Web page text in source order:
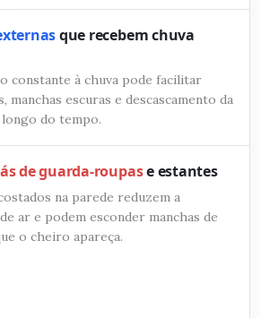
que recebem chuva
constante à chuva pode facilitar
manchas escuras e descascamento da
do tempo.
de guarda-roupase estantes
na parede reduzem a
ar e podem esconder manchas de
o cheiro apareça.